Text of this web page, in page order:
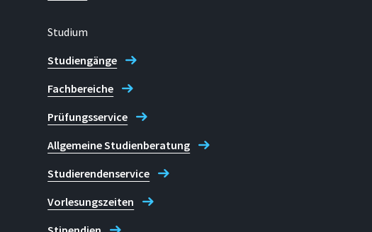
Studium
Studiengänge
Fachbereiche
Prüfungsservice
Allgemeine Studienberatung
Studierendenservice
Vorlesungszeiten